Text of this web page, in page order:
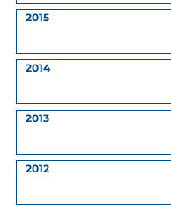
2015
2014
2013
2012